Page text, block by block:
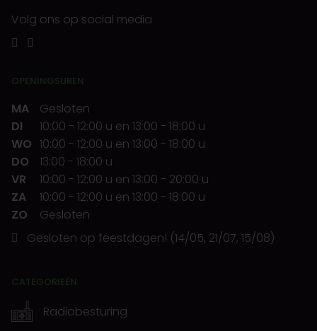
Volg ons op social media
OPENINGSUREN
MA
Gesloten
DI
10:00 - 12:00 u en 13:00 - 18:00 u
WO 10:00 - 12:00 u en 13:00 - 18:00 u
DO
13:00 - 18:00 u
VR
10:00 - 12:00 u en 13:00 - 20:00 u
ZA
10:00 - 12:00 u en 13:00 - 18:00 u
ZO
Gesloten
Gesloten op feestdagen! (14/05, 21/07, 15/08)
CATEGORIEËN
Radiobesturing